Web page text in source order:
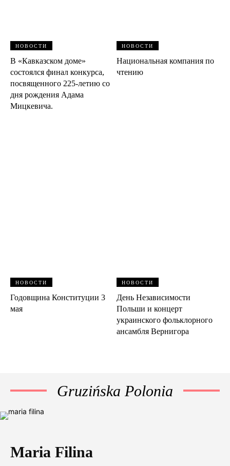
НОВОСТИ
В «Кавказском доме»
состоялся финал конкурса,
посвященного 225-летию со
дня рождения Адама
Мицкевича.
НОВОСТИ
Национальная компания по
чтению
НОВОСТИ
Годовщина Конституции 3
мая
НОВОСТИ
День Независимости
Польши и концерт
украинского фольклорного
ансамбля Вернигора
Gruzińska Polonia
Maria Filina